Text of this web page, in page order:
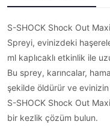
S-SHOCK Shock Out
Spreyi, evinizdeki
ml kaplıcaklı etkinlik ile
Bu sprey, karıncalar,
şekilde öldürür ve
S-SHOCK Shock Out
bir kezlik çözüm bulun.